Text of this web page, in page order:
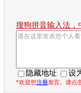
搜狗拼音输入法，
隐藏地址 设
*欢迎您注册发言。请点